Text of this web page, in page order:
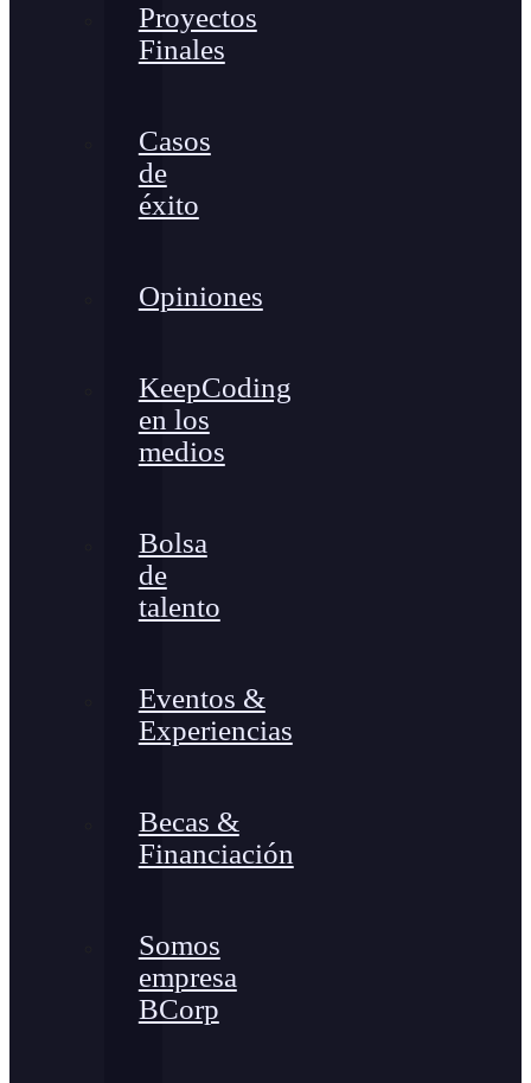
Proyectos
Finales
Casos
de
éxito
Opiniones
KeepCoding
en los
medios
Bolsa
de
talento
Eventos &
Experiencias
Becas &
Financiación
Somos
empresa
BCorp